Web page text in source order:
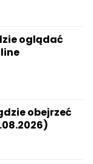
oglądać
obejrzeć